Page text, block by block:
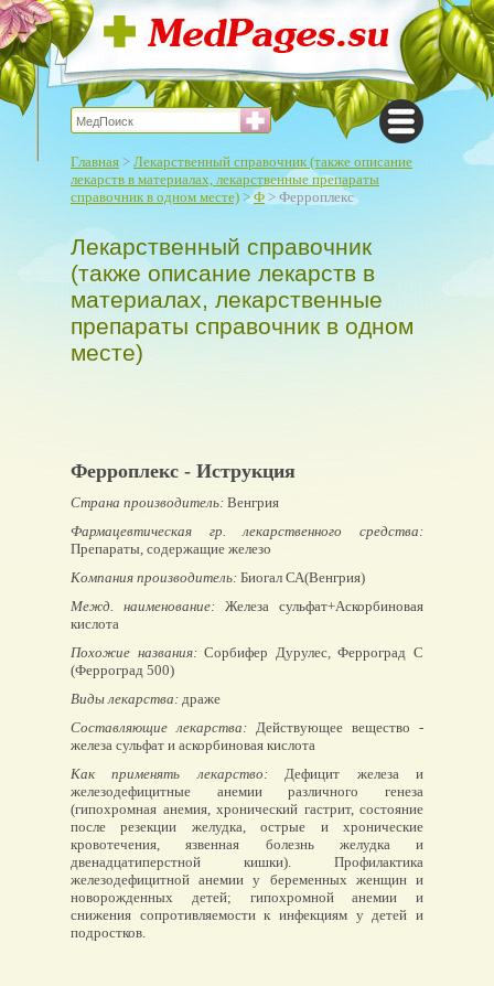
Главная > Лекарственный справочник (также описание
лекарств в материалах, лекарственные препараты
справочник в одном месте) >Ф > Ферроплекс
Лекарственный справочник
(также описание лекарств в
материалах, лекарственные
препараты справочник в одном
месте)
Ферроплекс - Иструкция
Страна производитель: Венгрия
Фармацевтическая гр. лекарственного средства:
Препараты, содержащие железо
Компания производитель: Биогал СА(Венгрия)
Межд. наименование: Железа сульфат+Аскорбиновая
кислота
Похожие названия:Сорбифер Дурулес, Ферроград С
(Ферроград 500)
Виды лекарства: драже
Составляющие лекарства: Действующее вещество -
железа сульфат и аскорбиновая кислота
Как применять лекарство:Дефицит железа и
железодефицитные анемии различного генеза
(гипохромная анемия, хронический гастрит, состояние
после резекции желудка, острые и хронические
кровотечения, язвенная болезнь желудка и
двенадцатиперстной кишки). Профилактика
железодефицитной анемии у беременных женщин и
новорожденных детей; гипохромной анемии и
снижения сопротивляемости к инфекциям у детей и
подростков.